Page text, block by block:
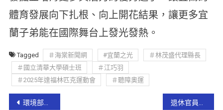
體育發展向下扎根、向上開花結果，讓更多宜
蘭子弟能在國際舞台上發光發熱。
Tagged ＃海棠新聞網 #宜蘭之光
＃林茂盛代理縣長
＃國立清華大學碩士班
＃江巧羽
＃2025年達福林匹克運動會
＃聽障奧運
環境部與宜縣聯合致贈春節慰問品 ～ 感謝環保清潔人員辛苦付出